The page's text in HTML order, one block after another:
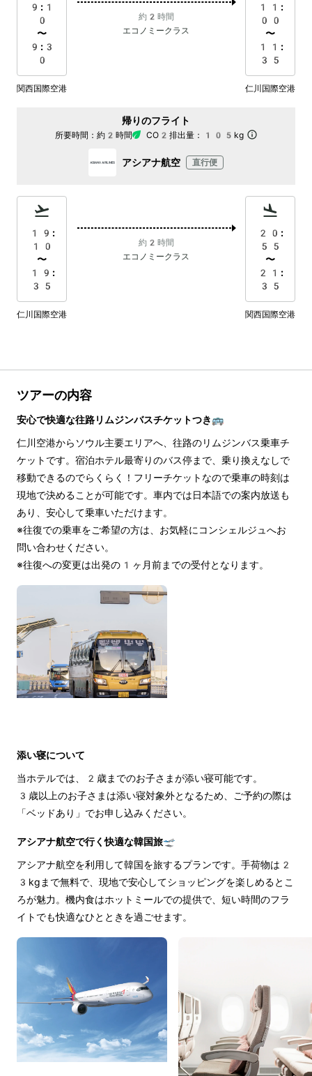
9:1
0
〜
9:3
0
約2時間
エコノミークラス
11:
00
〜
11:
35
関西国際空港 仁川国際空港
帰りのフライト
所要時間： 約2時間 CO2排出量： 105kg
アシアナ航空 直行便
19:
10
〜
19:
35
約2時間
エコノミークラス
20:
55
〜
21:
35
仁川国際空港 関西国際空港
ツアーの内容
安心で快適な往路リムジンバスチケットつき🚌
仁川空港からソウル主要エリアへ、往路のリムジンバス乗車チ
ケットです。宿泊ホテル最寄りのバス停まで、乗り換えなしで
移動できるのでらくらく！フリーチケットなので乗車の時刻は
現地で決めることが可能です。車内では日本語での案内放送も
あり、安心して乗車いただけます。
※往復での乗車をご希望の方は、お気軽にコンシェルジュへお
問い合わせください。
※往復への変更は出発の1ヶ月前までの受付となります。
添い寝について
当ホテルでは、2歳までのお子さまが添い寝可能です。
3歳以上のお子さまは添い寝対象外となるため、ご予約の際は
「ベッドあり」でお申し込みください。
アシアナ航空で行く快適な韓国旅🛫
アシアナ航空を利用して韓国を旅するプランです。手荷物は2
3kgまで無料で、現地で安心してショッピングを楽しめるとこ
ろが魅力。機内食はホットミールでの提供で、短い時間のフラ
イトでも快適なひとときを過ごせます。